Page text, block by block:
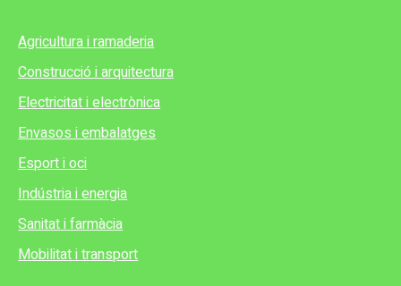
Agricultura i ramaderia
Construcció i arquitectura
Electricitat i electrònica
Envasos i embalatges
Esport i oci
Indústria i energia
Sanitat i farmàcia
Mobilitat i transport